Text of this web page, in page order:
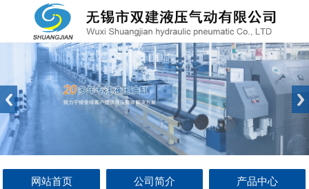
网站首页 公司简介 产品中心